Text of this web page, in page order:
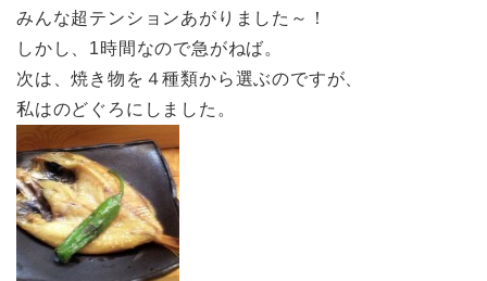
みんな超テンションあがりました～！
しかし、1時間なので急がねば。
次は、焼き物を４種類から選ぶのですが、
私はのどぐろにしました。